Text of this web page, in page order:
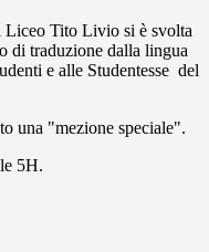
Liceo Tito Livio si è svolta
di traduzione dalla lingua
e alle Studentesse del
una "mezione speciale".
5H.